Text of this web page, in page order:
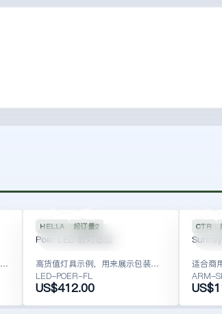
围绕基础保养打造的机滤 + 空滤 + 空调滤展示组合。
HELLA 起订量2
Poer LED 前灯总成
高货值灯具示例，用来展示包装、仓配与配置限制信息。
LED-POER-FL
US$412.00
CTR
ARM-